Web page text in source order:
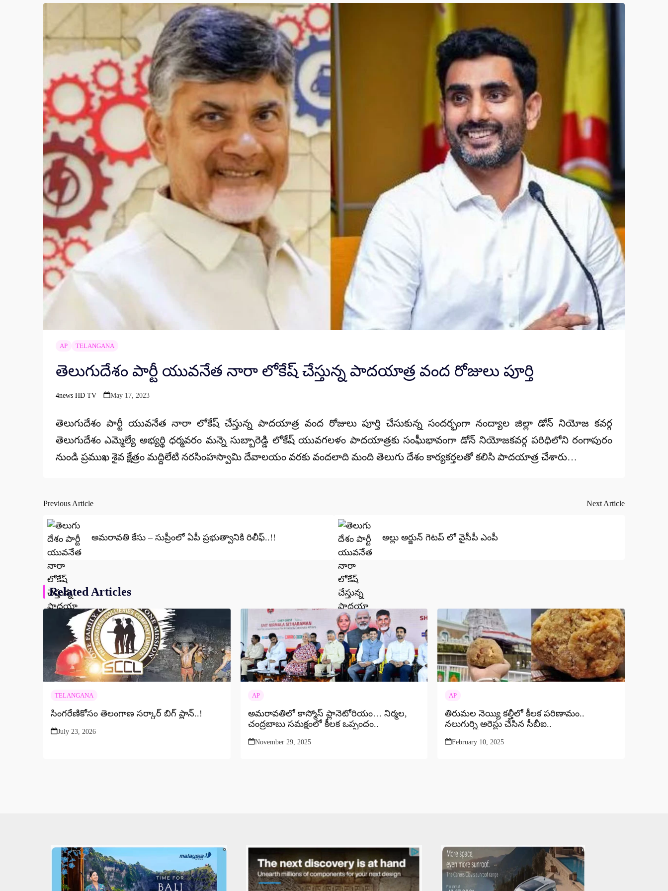
AP TELANGANA
తెలుగుదేశం పార్టీ యువనేత నారా లోకేష్ చేస్తున్న పాదయాత్ర వంద రోజులు పూర్తి
Posted
4news HD TV May 17, 2023
తెలుగుదేశం పార్టీ యువనేత నారా లోకేష్ చేస్తున్న పాదయాత్ర వంద రోజులు పూర్తి చేసుకున్న సందర్భంగా నంద్యాల జిల్లా డోన్ నియోజ కవర్గ
తెలుగుదేశం ఎమ్మెల్యే అభ్యర్థి ధర్మవరం మన్నె సుబ్బారెడ్డి లోకేష్ యువగలళం పాదయాత్రకు సంఘీభావంగా డోన్ నియోజకవర్గ పరిధిలోని రంగాపురం
నుండి ప్రముఖ శైవ క్షేత్రం మద్దిలేటి నరసింహస్వామి దేవాలయం వరకు వందలాది మంది తెలుగు దేశం కార్యకర్తలతో కలిసి పాదయాత్ర చేశారు…
Post
navigation
Previous Article
అమరావతి కేసు – సుప్రీంలో ఏపీ ప్రభుత్వానికి రిలీఫ్..!!
Next Article
అల్లు అర్జున్ గెటప్ లో వైసీపీ ఎంపీ
Related Articles
TELANGANA
సింగరేణికోసం తెలంగాణ సర్కార్ బిగ్ ప్లాన్..!
July 23, 2026
AP
అమరావతిలో కాస్మోస్ ప్లానెటోరియం… నిర్మల,
చంద్రబాబు సమక్షంలో కీలక ఒప్పందం..
November 29, 2025
AP
తిరుమల నెయ్యి కల్తీలో కీలక పరిణామం..
నలుగుర్ని అరెస్టు చేసిన సీబీఐ..
February 10, 2025